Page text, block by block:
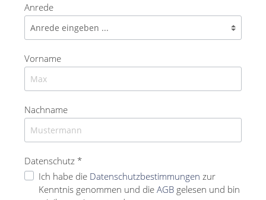
Anrede
Vorname
Nachname
Datenschutz *
Ich habe die Datenschutzbestimmungen zur
Kenntnis genommen und die AGB gelesen und bin